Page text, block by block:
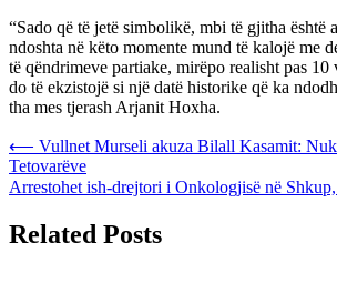
“Sado që të jetë simbolikë, mbi të gjitha është
ndoshta në këto momente mund të kalojë me
të qëndrimeve partiake, mirëpo realisht pas
do të ekzistojë si një datë historike që ka
tha mes tjerash Arjanit Hoxha.
Post
navigation
⟵ Vullnet Murseli akuza Bilall Kasamit: Nuk
Tetovarëve
Arrestohet ish-drejtori i Onkologjisë në
Related Posts